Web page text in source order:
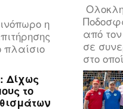
η
πλαίσιο
Δίχως
το
από
σε
στο